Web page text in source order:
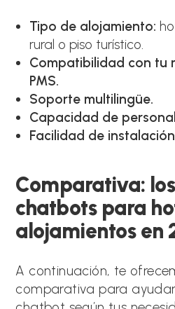
Tipo de alojamiento:
rural o piso turístico.
Compatibilidad con tu
PMS.
Soporte multilingüe.
Capacidad de
Facilidad de
Comparativa:
chatbots para
alojamientos en
A continuación, te
comparativa para